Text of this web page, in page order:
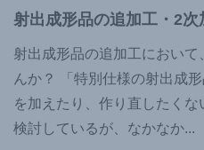
射出成形品の追加工・2次
射出成形品の追加工におい
んか？ 「特別仕様の射出成
を加えたり、作り直したく
検討しているが、なかなか...